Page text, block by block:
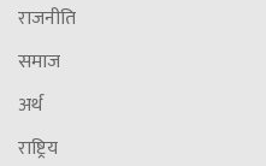
राजनीति
समाज
अर्थ
राष्ट्रिय